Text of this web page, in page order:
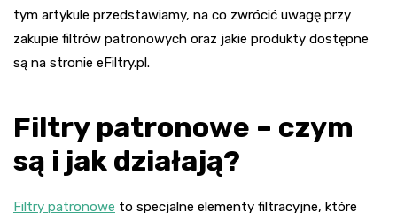
tym artykule przedstawiamy, na co zwrócić uwagę przy
zakupie filtrów patronowych oraz jakie produkty dostępne
są na stronie eFiltry.pl.
Filtry patronowe – czym
są i jak działają?
Filtry patronowe to specjalne elementy filtracyjne, które